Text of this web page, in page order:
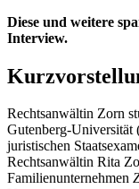
Diese und weitere
Interview.
Rechtsanwältin Zorn
Gutenberg-Universität
juristischen
Rechtsanwältin Rita
Familienunternehmen